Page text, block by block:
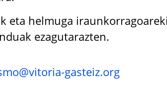
eta helmuga
ezagutarazten.
gasteiz.org